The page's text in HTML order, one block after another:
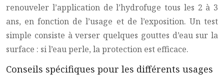
renouveler l’application de l’hydrofuge tous les 2 à 3
ans, en fonction de l’usage et de l’exposition. Un test
simple consiste à verser quelques gouttes d’eau sur la
surface : si l’eau perle, la protection est efficace.
Conseils spécifiques pour les différents usages